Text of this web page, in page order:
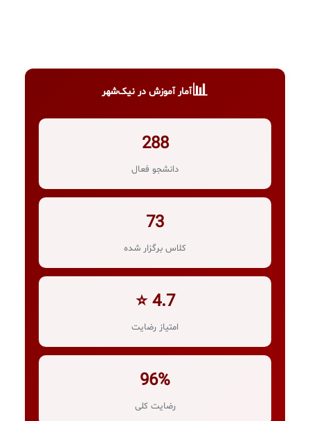
📊آمار آموزش در نیک‌شهر
288
دانشجو فعال
73
کلاس برگزار شده
4.7 ⭐
امتیاز رضایت
96%
رضایت کلی